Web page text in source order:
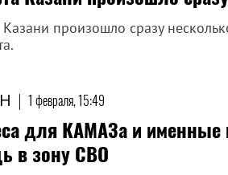
Казани произошло сразу
| 1 февраля, 15:49
для КАМАЗа и
в зону СВО